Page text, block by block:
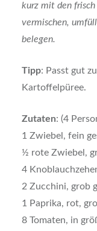
kurz mit den
vermischen,
belegen.
Tipp: Passt gut
Kartoffelpüree.
Zutaten: (4
1 Zwiebel, fein
½ rote Zwiebel,
4
2 Zucchini, grob
1 Paprika, rot,
8 Tomaten, in